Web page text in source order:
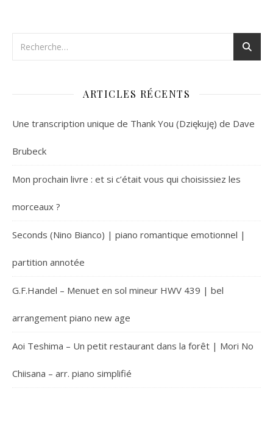
ARTICLES RÉCENTS
Une transcription unique de Thank You (Dziękuję) de Dave
Brubeck
Mon prochain livre : et si c’était vous qui choisissiez les
morceaux ?
Seconds (Nino Bianco) | piano romantique emotionnel |
partition annotée
G.F.Handel – Menuet en sol mineur HWV 439 | bel
arrangement piano new age
Aoi Teshima – Un petit restaurant dans la forêt | Mori No
Chiisana – arr. piano simplifié